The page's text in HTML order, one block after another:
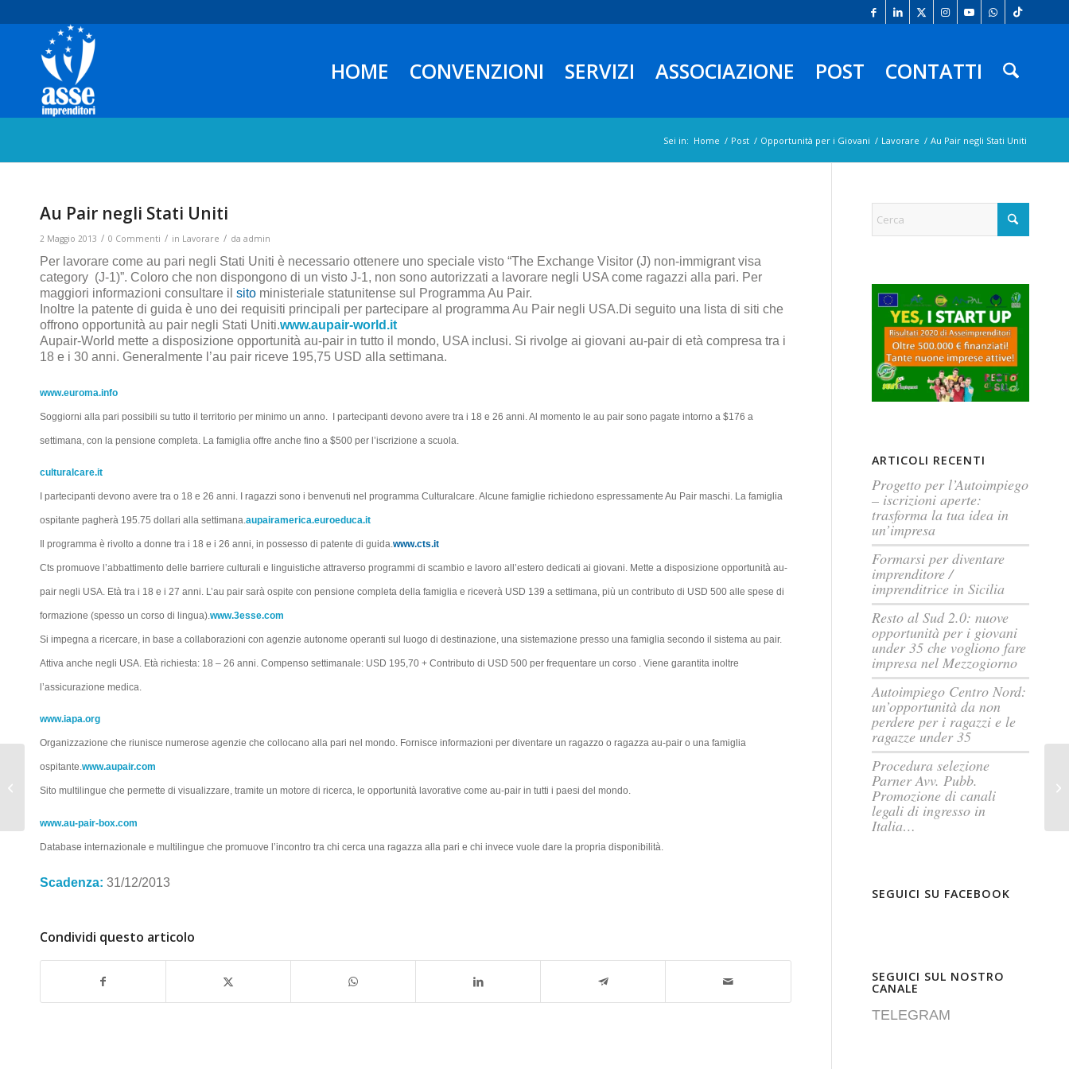
HOME CONVENZIONI SERVIZI ASSOCIAZIONE POST CONTATTI
Sei in: Home / Post / Opportunità per i Giovani / Lavorare / Au Pair negli Stati Uniti
Au Pair negli Stati Uniti
2 Maggio 2013 / 0 Commenti / in Lavorare / da admin
Per lavorare come au pari negli Stati Uniti è necessario ottenere uno speciale visto “The Exchange Visitor (J) non-immigrant visa
category (J-1)”. Coloro che non dispongono di un visto J-1, non sono autorizzati a lavorare negli USA come ragazzi alla pari. Per
maggiori informazioni consultare il sito ministeriale statunitense sul Programma Au Pair.
Inoltre la patente di guida è uno dei requisiti principali per partecipare al programma Au Pair negli USA.Di seguito una lista di siti che
offrono opportunità au pair negli Stati Uniti.www.aupair-world.it
Aupair-World mette a disposizione opportunità au-pair in tutto il mondo, USA inclusi. Si rivolge ai giovani au-pair di età compresa tra i
18 e i 30 anni. Generalmente l’au pair riceve 195,75 USD alla settimana.
www.euroma.info
Soggiorni alla pari possibili su tutto il territorio per minimo un anno. I partecipanti devono avere tra i 18 e 26 anni. Al momento le au pair sono pagate intorno a $176 a
settimana, con la pensione completa. La famiglia offre anche fino a $500 per l’iscrizione a scuola.
culturalcare.it
I partecipanti devono avere tra o 18 e 26 anni. I ragazzi sono i benvenuti nel programma Culturalcare. Alcune famiglie richiedono espressamente Au Pair maschi. La famiglia
ospitante pagherà 195.75 dollari alla settimana.aupairamerica.euroeduca.it
Il programma è rivolto a donne tra i 18 e i 26 anni, in possesso di patente di guida.www.cts.it
Cts promuove l’abbattimento delle barriere culturali e linguistiche attraverso programmi di scambio e lavoro all’estero dedicati ai giovani. Mette a disposizione opportunità au-
pair negli USA. Età tra i 18 e i 27 anni. L’au pair sarà ospite con pensione completa della famiglia e riceverà USD 139 a settimana, più un contributo di USD 500 alle spese di
formazione (spesso un corso di lingua).www.3esse.com
Si impegna a ricercare, in base a collaborazioni con agenzie autonome operanti sul luogo di destinazione, una sistemazione presso una famiglia secondo il sistema au pair.
Attiva anche negli USA. Età richiesta: 18 – 26 anni. Compenso settimanale: USD 195,70 + Contributo di USD 500 per frequentare un corso . Viene garantita inoltre
l’assicurazione medica.
www.iapa.org
Organizzazione che riunisce numerose agenzie che collocano alla pari nel mondo. Fornisce informazioni per diventare un ragazzo o ragazza au-pair o una famiglia
ospitante.www.aupair.com
Sito multilingue che permette di visualizzare, tramite un motore di ricerca, le opportunità lavorative come au-pair in tutti i paesi del mondo.
www.au-pair-box.com
Database internazionale e multilingue che promuove l’incontro tra chi cerca una ragazza alla pari e chi invece vuole dare la propria disponibilità.
Scadenza: 31/12/2013
Condividi questo articolo
ARTICOLI RECENTI
Progetto per l’Autoimpiego
– iscrizioni aperte:
trasforma la tua idea in
un’impresa
Formarsi per diventare
imprenditore /
imprenditrice in Sicilia
Resto al Sud 2.0: nuove
opportunità per i giovani
under 35 che vogliono fare
impresa nel Mezzogiorno
Autoimpiego Centro Nord:
un’opportunità da non
perdere per i ragazzi e le
ragazze under 35
Procedura selezione
Parner Avv. Pubb.
Promozione di canali
legali di ingresso in
Italia…
SEGUICI SU FACEBOOK
SEGUICI SUL NOSTRO
CANALE
TELEGRAM
Au pair in Francia